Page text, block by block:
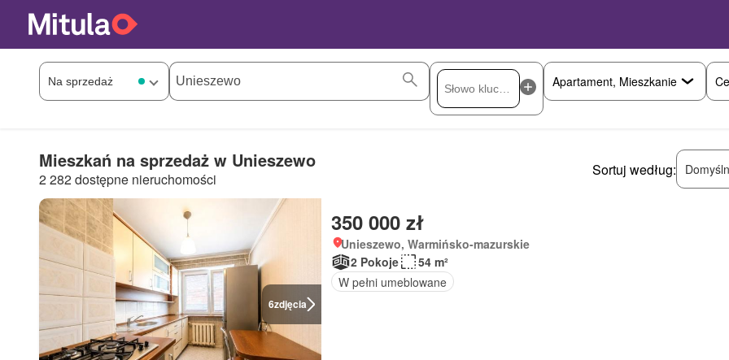
Mieszkań na sprzedaż w Unieszewo
2 282 dostępne nieruchomości
Sortuj według:
6zdjęcia
350 000 zł
Unieszewo, Warmińsko-mazurskie
2 Pokoje
54 m²
W pełni umeblowane